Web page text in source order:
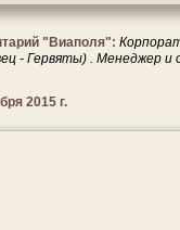
"Виаполя":
- Гервяты) . Менеджер и
2015 г.